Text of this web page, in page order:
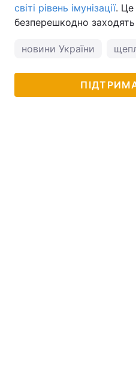
світі рівень імунізації. Це
безперешкодно
новини України